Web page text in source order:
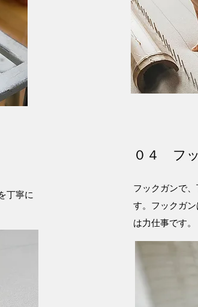
丁寧に
０４ フ
フックガンで
す。フックガ
は力仕事です。